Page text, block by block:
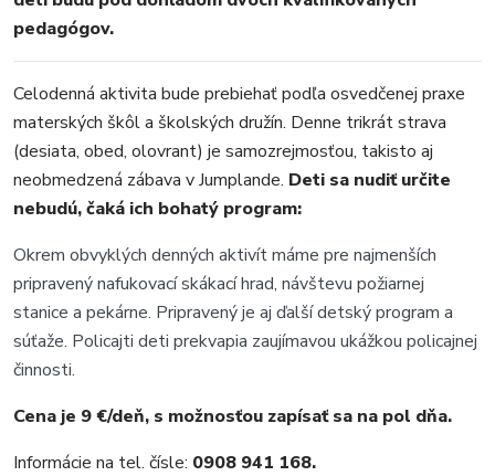
pedagógov.
Celodenná aktivita bude prebiehať podľa osvedčenej praxe
materských škôl a školských družín. Denne trikrát strava
(desiata, obed, olovrant) je samozrejmosťou, takisto aj
neobmedzená zábava v Jumplande. Deti sa nudiť určite
nebudú, čaká ich bohatý program:
Okrem obvyklých denných aktivít máme pre najmenších
pripravený nafukovací skákací hrad, návštevu požiarnej
stanice a pekárne. Pripravený je aj ďalší detský program a
súťaže. Policajti deti prekvapia zaujímavou ukážkou policajnej
činnosti.
Cena je 9 €/deň, s možnosťou zapísať sa na pol dňa.
Informácie na tel. čísle: 0908 941 168.